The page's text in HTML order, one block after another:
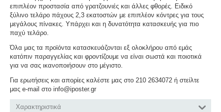
επιπλέον προστασία από γρατζουνιές και άλλες φθορές. Ειδικό
ξύλινο τελάρο πάχους 2,3 εκατοστών με επιπλέον κόντρες για τους
μεγάλους πίνακες. Υπάρχει και η δυνατότητα κατασκευής για πιο
παχύ τελάρο.
Όλα μας τα προϊόντα κατασκευάζονται εξ ολοκλήρου από εμάς
κατόπιν παραγγελίας και φροντίζουμε να είναι σωστά και ποιοτικά
για να σας ικανοποιήσουν στο μέγιστο.
Για ερωτήσεις και απορίες καλέστε μας στο 210 2634072 ή στείλτε
μας e-mail στο info@iposter.gr
Χαρακτηριστικά